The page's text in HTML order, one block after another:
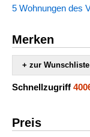
5 Wohnungen des
Merken
+ zur
Schnellzugriff
Preis